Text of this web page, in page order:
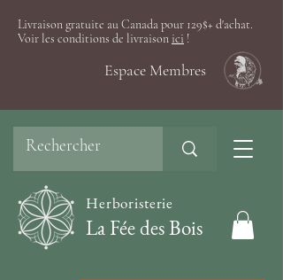
Livraison gratuite au Canada pour 129$+ d'achat.
Voir les conditions de livraison ici !
Espace Membres
Herboristerie
La Fée des Bois